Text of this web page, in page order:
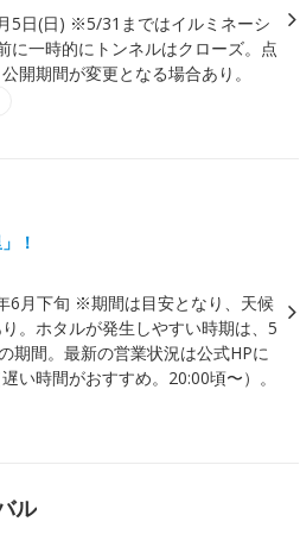
5日(日) ※5/31まではイルミネーシ
に一時的にトンネルはクローズ。点
開期間が変更となる場合あり。
！
6月下旬 ※期間は目安となり、天候
。ホタルが発生しやすい時期は、5
期間。最新の営業状況は公式HPに
い時間がおすすめ。20:00頃〜）。
ル